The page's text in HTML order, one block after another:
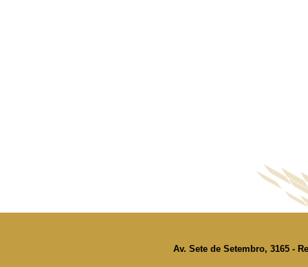
Av. Sete de Setembro, 3165 -